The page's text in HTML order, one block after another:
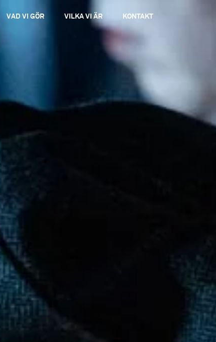
VAD VI GÖR VILKA VI ÄR KONTAKT